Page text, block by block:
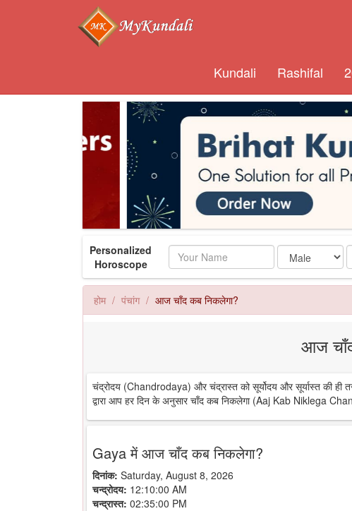
Kundali Rashifal
Personalized
Horoscope
Name
होम पंचांग आज चाँद कब निकलेगा?
आज
चंद्रोदय (Chandrodaya) और चंद्रास्त को सूर्योदय और सूर्यास्त की
द्वारा आप हर दिन के अनुसार चाँद कब निकलेगा (Aaj Kab Niklega
Gaya में आज चाँद कब निकलेगा?
दिनांक: Saturday, August 8, 2026
चन्द्रोदय: 12:10:00 AM
चन्द्रास्त: 02:35:00 PM